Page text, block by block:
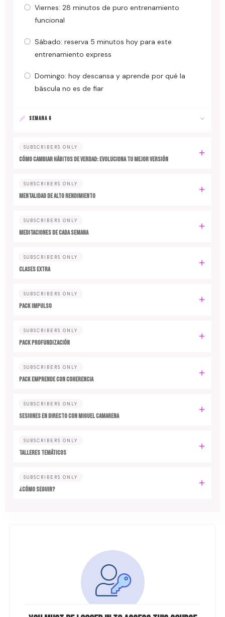
Viernes: 28 minutos de puro entrenamiento
funcional
Sábado: reserva 5 minutos hoy para este
entrenamiento express
Domingo: hoy descansa y aprende por qué la
báscula no es de fiar
SEMANA 6
SUBSCRIBERS ONLY
Cómo cambiar hábitos de verdad: evoluciona tu mejor versión
SUBSCRIBERS ONLY
MENTALIDAD DE ALTO RENDIMIENTO
SUBSCRIBERS ONLY
MEDITACIONES DE CADA SEMANA
SUBSCRIBERS ONLY
CLASES EXTRA
SUBSCRIBERS ONLY
PACK IMPULSO
SUBSCRIBERS ONLY
PACK PROFUNDIZACIÓN
SUBSCRIBERS ONLY
PACK EMPRENDE CON COHERENCIA
SUBSCRIBERS ONLY
SESIONES EN DIRECTO CON MIGUEL CAMARENA
SUBSCRIBERS ONLY
TALLERES TEMÁTICOS
SUBSCRIBERS ONLY
¿CÓMO SEGUIR?